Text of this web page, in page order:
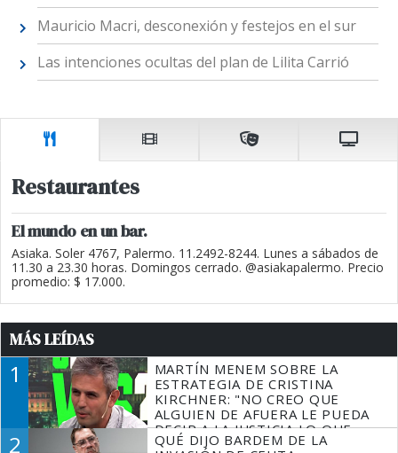
Mauricio Macri, desconexión y festejos en el sur
Las intenciones ocultas del plan de Lilita Carrió
Restaurantes
El mundo en un bar.
Asiaka. Soler 4767, Palermo. 11.2492-8244. Lunes a sábados de
11.30 a 23.30 horas. Domingos cerrado. @asiakapalermo. Precio
promedio: $ 17.000.
MÁS LEÍDAS
1
MARTÍN MENEM SOBRE LA
ESTRATEGIA DE CRISTINA
KIRCHNER: "NO CREO QUE
ALGUIEN DE AFUERA LE PUEDA
DECIR A LA JUSTICIA LO QUE
TIENE QUE HACER"
2
QUÉ DIJO BARDEM DE LA